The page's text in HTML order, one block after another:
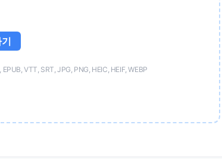
VTT, SRT, JPG, PNG, HEIC, HEIF, WEBP